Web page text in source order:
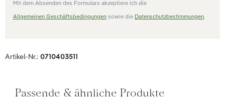
Mit dem Absenden des Formulars akzeptiere ich die
Allgemeinen Geschäftsbedingungen sowie die Datenschutzbestimmungen.
Artikel-Nr.: 0710403511
Passende & ähnliche Produkte